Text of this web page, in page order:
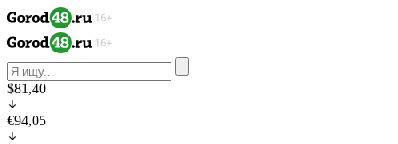
$81,40
€94,05